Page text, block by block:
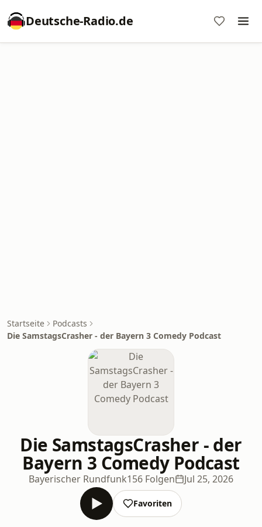
Deutsche-Radio.de
Startseite
Podcasts
Die SamstagsCrasher - der Bayern 3 Comedy Podcast
Die SamstagsCrasher - der
Bayern 3 Comedy Podcast
Bayerischer Rundfunk156 Folgen Jul 25, 2026
Favoriten